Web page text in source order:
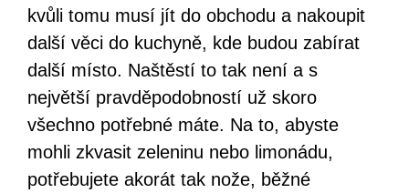
kvůli tomu musí jít do obchodu a nakoupit
další věci do kuchyně, kde budou zabírat
další místo. Naštěstí to tak není a s
největší pravděpodobností už skoro
všechno potřebné máte. Na to, abyste
mohli zkvasit zeleninu nebo limonádu,
potřebujete akorát tak nože, běžné